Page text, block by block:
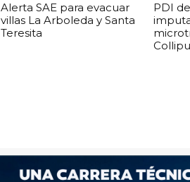
Alerta SAE para evacuar
villas La Arboleda y Santa
Teresita
PDI